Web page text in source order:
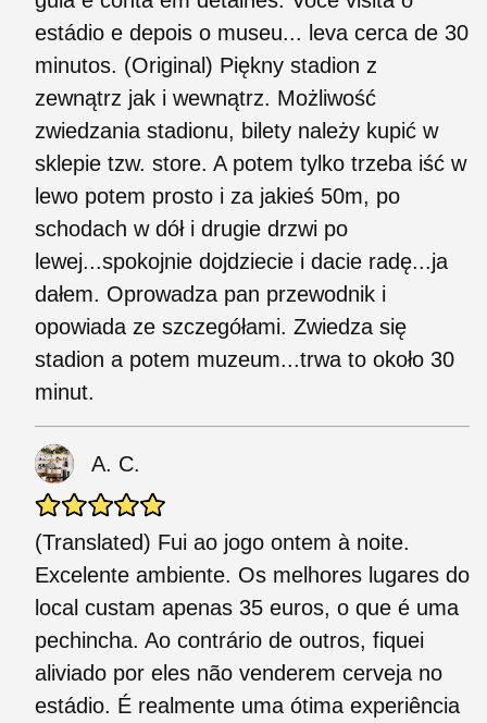
estádio e depois o museu... leva cerca de 30
minutos. (Original) Piękny stadion z
zewnątrz jak i wewnątrz. Możliwość
zwiedzania stadionu, bilety należy kupić w
sklepie tzw. store. A potem tylko trzeba iść w
lewo potem prosto i za jakieś 50m, po
schodach w dół i drugie drzwi po
lewej...spokojnie dojdziecie i dacie radę...ja
dałem. Oprowadza pan przewodnik i
opowiada ze szczegółami. Zwiedza się
stadion a potem muzeum...trwa to około 30
minut.
A. C.
(Translated) Fui ao jogo ontem à noite.
Excelente ambiente. Os melhores lugares do
local custam apenas 35 euros, o que é uma
pechincha. Ao contrário de outros, fiquei
aliviado por eles não venderem cerveja no
estádio. É realmente uma ótima experiência